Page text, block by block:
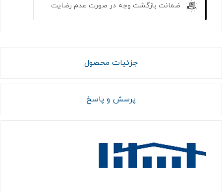
ضمانت بازگشت وجه در صورت عدم رضایت
جزئیات محصول
پرسش و پاسخ